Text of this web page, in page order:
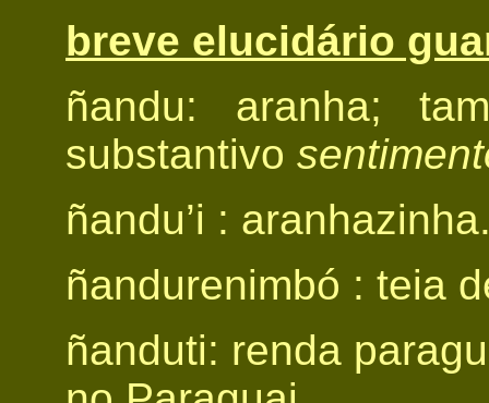
breve elucidário
ñandu: aranha;
substantivo
ñandu’i :
ñandurenimbó : teia
ñanduti: renda